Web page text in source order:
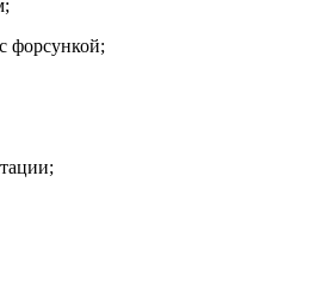
форсункой;